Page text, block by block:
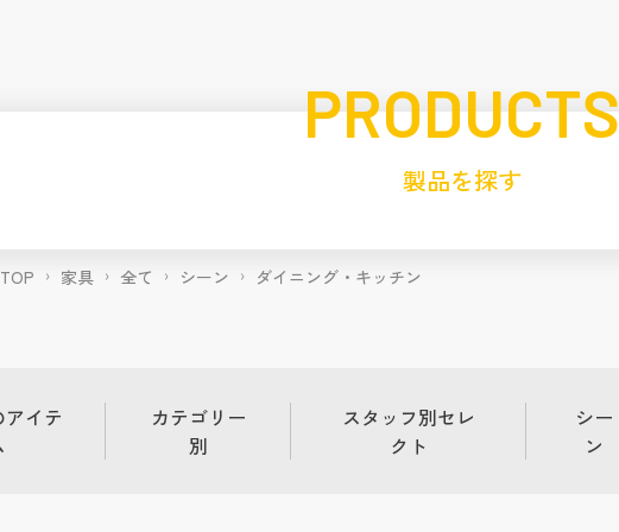
TOP 家具 全て シーン ダイニング・キッチン
PRODUCTS
製品を探す
イテ
カテゴリー
別
スタッフ別セレ
クト
シー
ン